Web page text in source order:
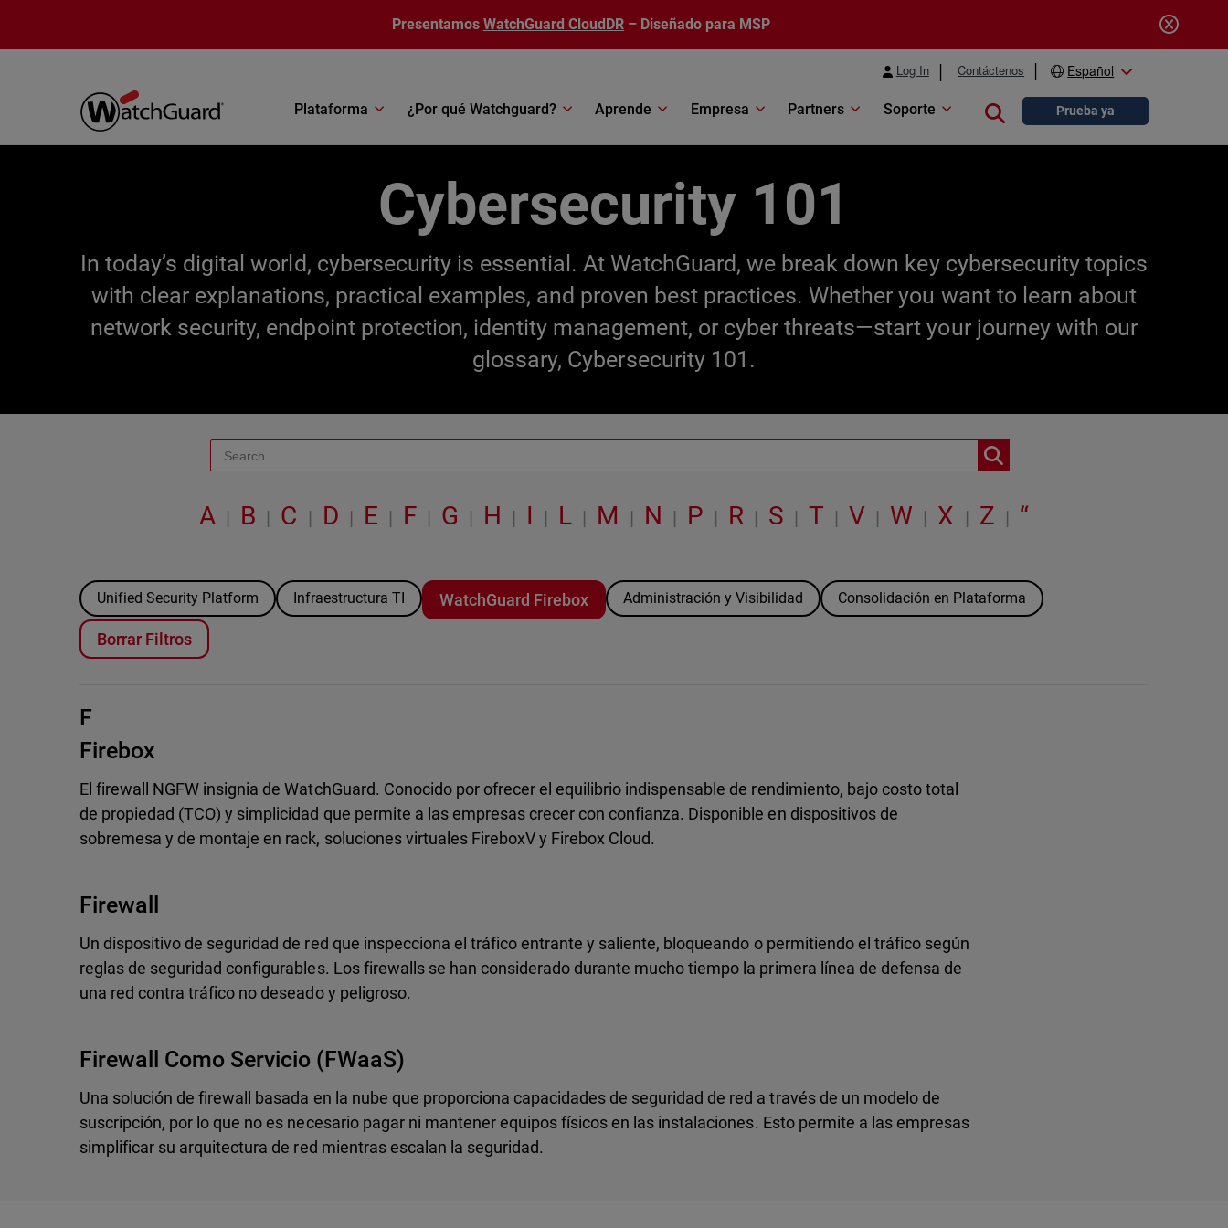
Presentamos WatchGuard CloudDR – Diseñado para MSP
Log In Contáctenos Español
Plataforma ¿Por qué Watchguard? Aprende Empresa Partners Soporte Close searchPrueba ya
Cybersecurity 101
In today’s digital world, cybersecurity is essential. At WatchGuard, we break down key cybersecurity topics
with clear explanations, practical examples, and proven best practices. Whether you want to learn about
network security, endpoint protection, identity management, or cyber threats—start your journey with our
glossary, Cybersecurity 101.
A | B | C | D | E | F | G | H | I | L | M | N | P | R | S | T | V | W | X | Z | “
Unified Security Platform Infraestructura TI WatchGuard Firebox Administración y Visibilidad Consolidación en Plataforma
Borrar Filtros
F
Firebox
El firewall NGFW insignia de WatchGuard. Conocido por ofrecer el equilibrio indispensable de rendimiento, bajo costo total
de propiedad (TCO) y simplicidad que permite a las empresas crecer con confianza. Disponible en dispositivos de
sobremesa y de montaje en rack, soluciones virtuales FireboxV y Firebox Cloud.
Firewall
Un dispositivo de seguridad de red que inspecciona el tráfico entrante y saliente, bloqueando o permitiendo el tráfico según
reglas de seguridad configurables. Los firewalls se han considerado durante mucho tiempo la primera línea de defensa de
una red contra tráfico no deseado y peligroso.
Firewall Como Servicio (FWaaS)
Una solución de firewall basada en la nube que proporciona capacidades de seguridad de red a través de un modelo de
suscripción, por lo que no es necesario pagar ni mantener equipos físicos en las instalaciones. Esto permite a las empresas
simplificar su arquitectura de red mientras escalan la seguridad.